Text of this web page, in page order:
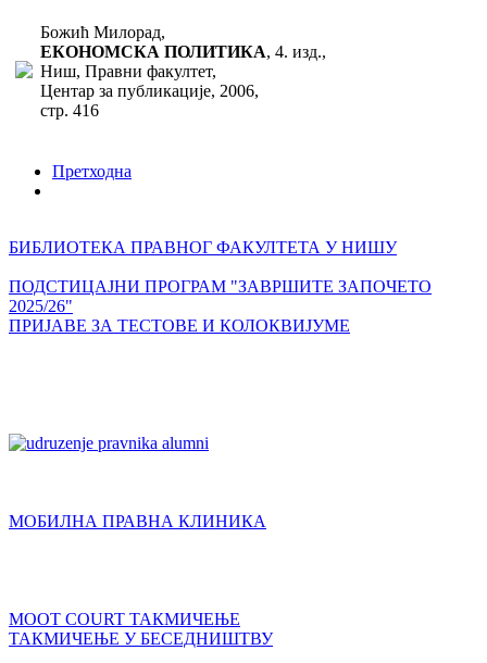
Божић Милорад,
ЕКОНОМСКА ПОЛИТИКА, 4. изд.,
Ниш, Правни факултет,
Центар за публикације, 2006,
стр. 416
Претходна
БИБЛИОТЕКА ПРАВНОГ ФАКУЛТЕТА У НИШУ
ПОДСТИЦАЈНИ ПРОГРАМ "ЗАВРШИТЕ ЗАПОЧЕТО
2025/26"
ПРИЈАВЕ ЗА ТЕСТОВЕ И КОЛОКВИЈУМЕ
МОБИЛНА ПРАВНА КЛИНИКА
MOOT COURT ТАКМИЧЕЊЕ
ТАКМИЧЕЊЕ У БЕСЕДНИШТВУ